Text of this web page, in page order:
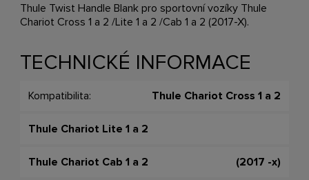
Thule Twist Handle Blank pro sportovní vozíky Thule
Chariot Cross 1 a 2 /Lite 1 a 2 /Cab 1 a 2 (2017-X).
TECHNICKÉ INFORMACE
Kompatibilita: Thule Chariot Cross 1 a 2
Thule Chariot Lite 1 a 2
Thule Chariot Cab 1 a 2 (2017 -x)